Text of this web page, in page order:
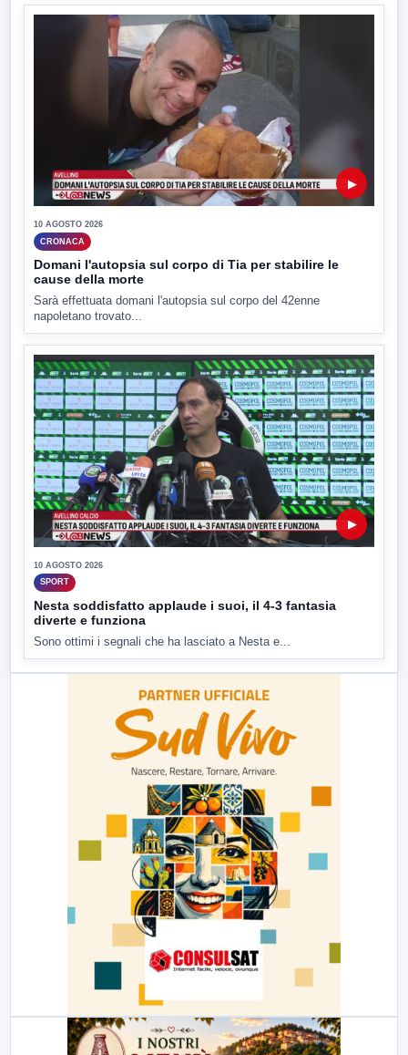
▶
10 AGOSTO 2026
CRONACA
Domani l'autopsia sul corpo di Tia per stabilire le
cause della morte
Sarà effettuata domani l'autopsia sul corpo del 42enne
napoletano trovato...
▶
10 AGOSTO 2026
SPORT
Nesta soddisfatto applaude i suoi, il 4-3 fantasia
diverte e funziona
Sono ottimi i segnali che ha lasciato a Nesta e...